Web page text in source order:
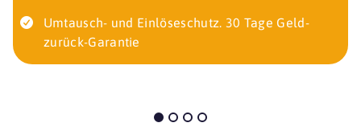
Umtausch- und Einlöseschutz. 30 Tage Geld-
zurück-Garantie